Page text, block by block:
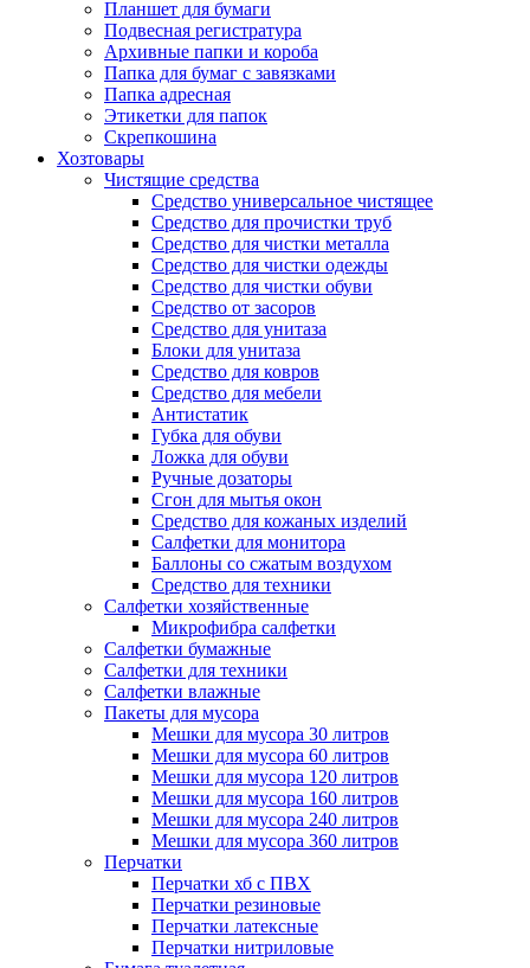
Планшет для бумаги
Подвесная регистратура
Архивные папки и короба
Папка для бумаг с завязками
Папка адресная
Этикетки для папок
Скрепкошина
Хозтовары
Чистящие средства
Средство универсальное чистящее
Средство для прочистки труб
Средство для чистки металла
Средство для чистки одежды
Средство для чистки обуви
Средство от засоров
Средство для унитаза
Блоки для унитаза
Средство для ковров
Средство для мебели
Антистатик
Губка для обуви
Ложка для обуви
Ручные дозаторы
Сгон для мытья окон
Средство для кожаных изделий
Салфетки для монитора
Баллоны со сжатым воздухом
Средство для техники
Салфетки хозяйственные
Микрофибра салфетки
Салфетки бумажные
Салфетки для техники
Салфетки влажные
Пакеты для мусора
Мешки для мусора 30 литров
Мешки для мусора 60 литров
Мешки для мусора 120 литров
Мешки для мусора 160 литров
Мешки для мусора 240 литров
Мешки для мусора 360 литров
Перчатки
Перчатки хб с ПВХ
Перчатки резиновые
Перчатки латексные
Перчатки нитриловые